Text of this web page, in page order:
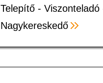
Telepítő - Viszonteladó
Nagykereskedő